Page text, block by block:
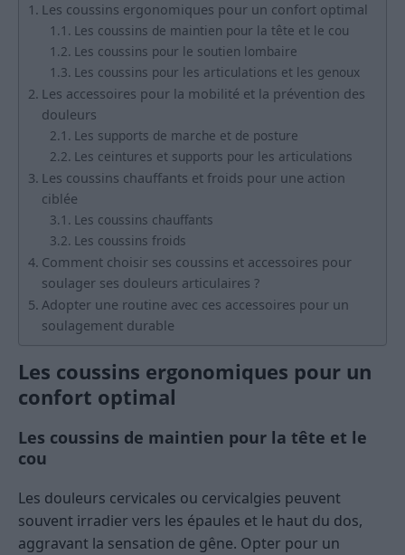
Les coussins ergonomiques pour un confort optimal
Les coussins de maintien pour la tête et le cou
Les coussins pour le soutien lombaire
Les coussins pour les articulations et les genoux
Les accessoires pour la mobilité et la prévention des
douleurs
Les supports de marche et de posture
Les ceintures et supports pour les articulations
Les coussins chauffants et froids pour une action
ciblée
Les coussins chauffants
Les coussins froids
Comment choisir ses coussins et accessoires pour
soulager ses douleurs articulaires ?
Adopter une routine avec ces accessoires pour un
soulagement durable
Les coussins ergonomiques pour un
confort optimal
Les coussins de maintien pour la tête et le
cou
Les douleurs cervicales ou cervicalgies peuvent
souvent irradier vers les épaules et le haut du dos,
aggravant la sensation de gêne. Opter pour un